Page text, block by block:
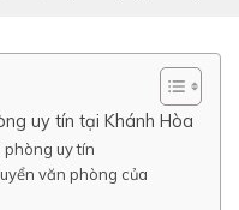
uy tín tại Khánh Hòa
phòng uy tín
văn phòng của